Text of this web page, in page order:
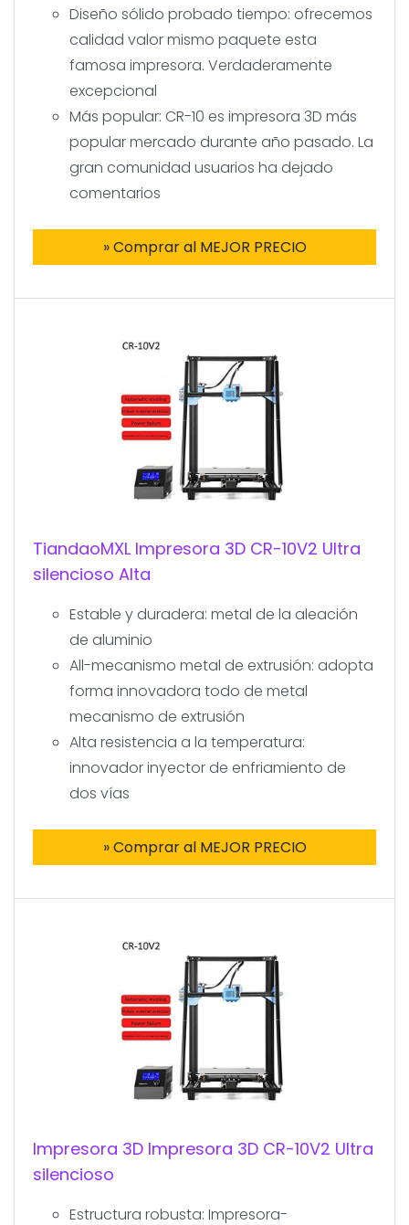
Diseño sólido probado tiempo: ofrecemos
calidad valor mismo paquete esta
famosa impresora. Verdaderamente
excepcional
Más popular: CR-10 es impresora 3D más
popular mercado durante año pasado. La
gran comunidad usuarios ha dejado
comentarios
» Comprar al MEJOR PRECIO
TiandaoMXL Impresora 3D CR-10V2 Ultra
silencioso Alta
Estable y duradera: metal de la aleación
de aluminio
All-mecanismo metal de extrusión: adopta
forma innovadora todo de metal
mecanismo de extrusión
Alta resistencia a la temperatura:
innovador inyector de enfriamiento de
dos vías
» Comprar al MEJOR PRECIO
Impresora 3D Impresora 3D CR-10V2 Ultra
silencioso
Estructura robusta: Impresora-